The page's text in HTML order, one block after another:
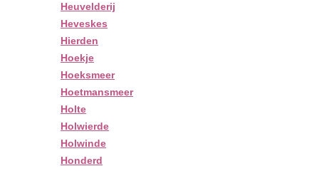
Heuvelderij
Heveskes
Hierden
Hoekje
Hoeksmeer
Hoetmansmeer
Holte
Holwierde
Holwinde
Honderd